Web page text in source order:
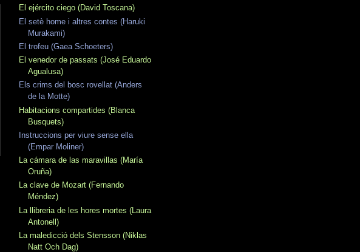
El ejército ciego (David Toscana)
El setè home i altres contes (Haruki
Murakami)
El trofeu (Gaea Schoeters)
El venedor de passats (José Eduardo
Agualusa)
Els crims del bosc rovellat (Anders
de la Motte)
Habitacions compartides (Blanca
Busquets)
Instruccions per viure sense ella
(Empar Moliner)
La cámara de las maravillas (María
Oruña)
La clave de Mozart (Fernando
Méndez)
La llibreria de les hores mortes (Laura
Antonell)
La maledicció dels Stensson (Niklas
Natt Och Dag)